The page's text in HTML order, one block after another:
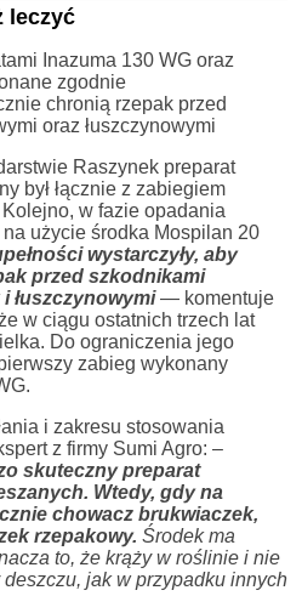
leczyć
Inazuma 130 WG oraz
zgodnie
chronią rzepak przed
oraz łuszczynowymi
Raszynek preparat
był łącznie z zabiegiem
w fazie opadania
użycie środka Mospilan 20
wystarczyły, aby
przed szkodnikami
łuszczynowymi— komentuje
w ciągu ostatnich trzech lat
Do ograniczenia jego
zabieg wykonany
i zakresu stosowania
z firmy Sumi Agro: –
skuteczny preparat
Wtedy, gdy na
chowacz brukwiaczek,
rzepakowy. Środek ma
to, że krąży w roślinie i nie
jak w przypadku innych